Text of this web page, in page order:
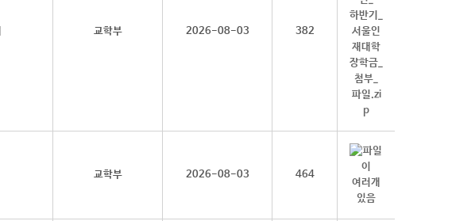
교학부 2026-08-03 382
교학부 2026-08-03 464